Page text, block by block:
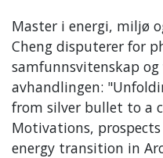
Master i energi, miljø
Cheng disputerer for
samfunnsvitenskap
avhandlingen:
from silver bullet to a
Motivations,
energy transition in